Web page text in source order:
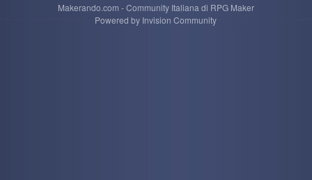
Makerando.com - Community Italiana di RPG Maker
Powered by Invision Community